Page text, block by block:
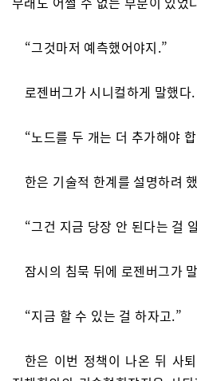
“그것마저 예측했어야지.”
로젠버그가 시니컬하게 말했다.
“노드를 두 개는 더 추가해야
한은 기술적 한계를 설명하려
“그건 지금 당장 안 된다는 걸
잠시의 침묵 뒤에 로젠버그가
“지금 할 수 있는 걸 하자고.”
한은 이번 정책이 나온 뒤 사